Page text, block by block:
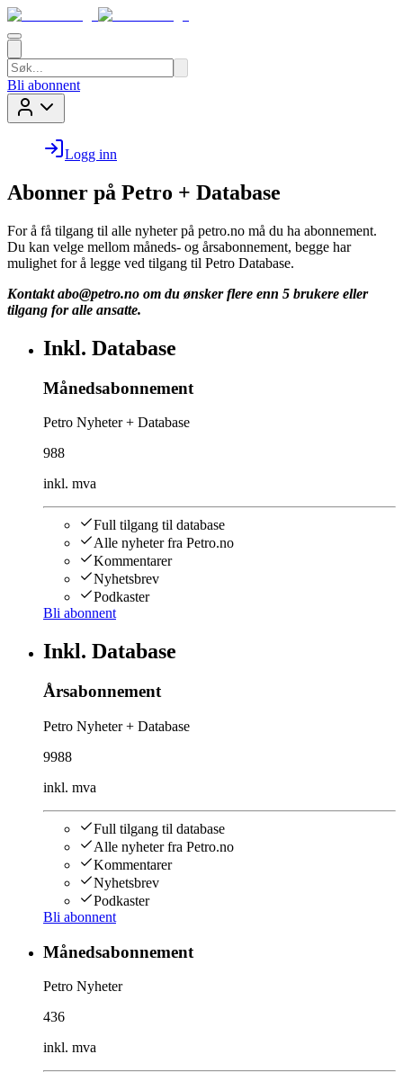
Bli abonnent
Logg inn
Abonner på Petro + Database
For å få tilgang til alle nyheter på petro.no må du ha abonnement.
Du kan velge mellom måneds- og årsabonnement, begge har
mulighet for å legge ved tilgang til Petro Database.
Kontakt abo@petro.no om du ønsker flere enn 5 brukere eller
tilgang for alle ansatte.
Inkl. Database
Månedsabonnement
Petro Nyheter + Database
988
inkl. mva
Full tilgang til database
Alle nyheter fra Petro.no
Kommentarer
Nyhetsbrev
Podkaster
Bli abonnent
Inkl. Database
Årsabonnement
Petro Nyheter + Database
9988
inkl. mva
Full tilgang til database
Alle nyheter fra Petro.no
Kommentarer
Nyhetsbrev
Podkaster
Bli abonnent
Månedsabonnement
Petro Nyheter
436
inkl. mva